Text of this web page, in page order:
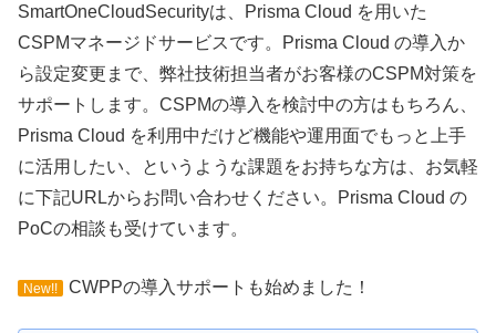
SmartOneCloudSecurityは、Prisma Cloud を用いた
CSPMマネージドサービスです。Prisma Cloud の導入か
ら設定変更まで、弊社技術担当者がお客様のCSPM対策を
サポートします。CSPMの導入を検討中の方はもちろん、
Prisma Cloud を利用中だけど機能や運用面でもっと上手
に活用したい、というような課題をお持ちな方は、お気軽
に下記URLからお問い合わせください。Prisma Cloud の
PoCの相談も受けています。
New!! CWPPの導入サポートも始めました！